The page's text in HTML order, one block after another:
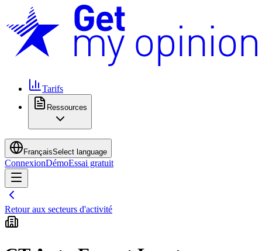
Tarifs
Ressources
FrançaisSelect language
ConnexionDémoEssai gratuit
Retour aux secteurs d'activité